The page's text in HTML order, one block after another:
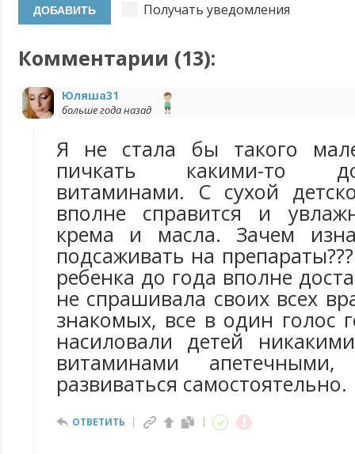
Получать уведомления
Комментарии (13):
Юляша31
больше года назад
Я не стала бы такого
пичкать какими-то
витаминами. С сухой
вполне справится и
крема и масла. Зачем
подсаживать на
ребенка до года вполне
не спрашивала своих всех
знакомых, все в один голос
насиловали детей
витаминами
развиваться самостоятельно.
ОТВЕТИТЬ